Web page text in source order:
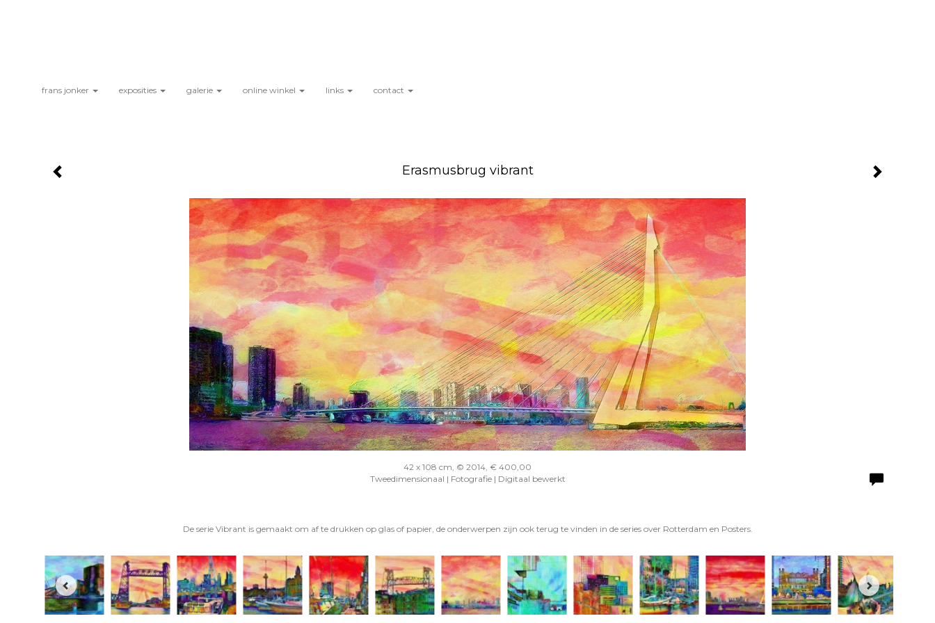
frans jonker exposities galerie online winkel links contact
Erasmusbrug vibrant
42 x 108 cm, © 2014, € 400,00
Tweedimensionaal | Fotografie | Digitaal bewerkt
De serie Vibrant is gemaakt om af te drukken op glas of papier, de onderwerpen zijn ook terug te vinden in de series over Rotterdam en Posters.